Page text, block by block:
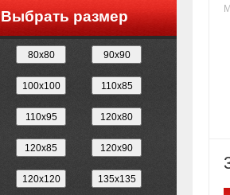
Выбрать размер